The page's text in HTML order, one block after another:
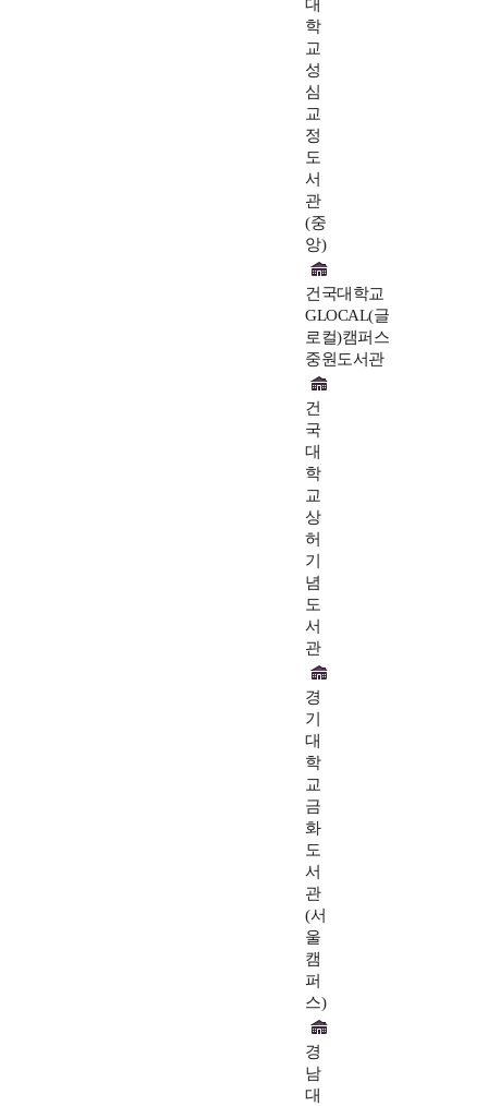
대
학
교
성
심
교
정
도
서
관
(중
앙)
건국대학교
GLOCAL(글
로컬)캠퍼스
중원도서관
건
국
대
학
교
상
허
기
념
도
서
관
경
기
대
학
교
금
화
도
서
관
(서
울
캠
퍼
스)
경
남
대